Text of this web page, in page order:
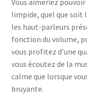
Vous aimeriez
limpide, quel que soit
les haut-parleurs
fonction du volume,
vous profitez d’une
vous écoutez de la
calme que lorsque
bruyante.